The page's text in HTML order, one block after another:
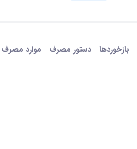
بازخوردها دستور مصرف موارد مصرف